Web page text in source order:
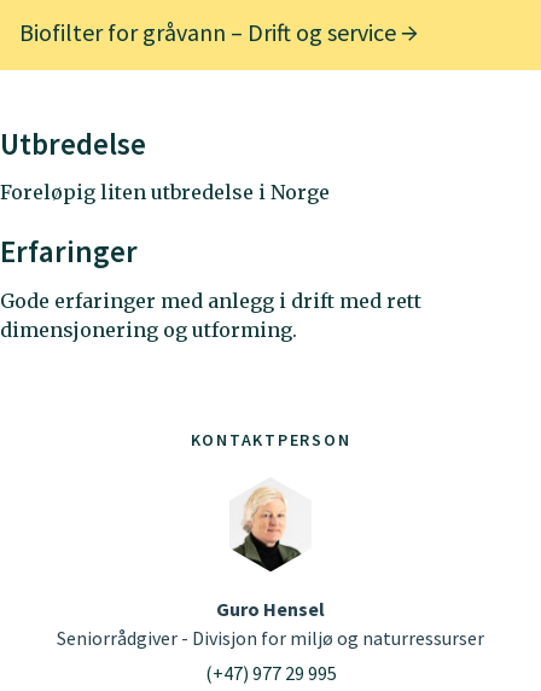
KONTAKTPERSON
Guro Hensel
Seniorrådgiver - Divisjon for miljø og naturressurser
(+47) 977 29 995
Biofilter for gråvann – Drift og service
Utbredelse
Foreløpig liten utbredelse i Norge
Erfaringer
Gode erfaringer med anlegg i drift med rett
dimensjonering og utforming.